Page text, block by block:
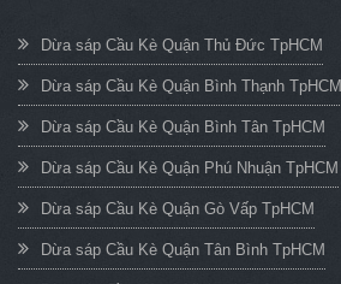
Dừa sáp Cầu Kè Quận Thủ Đức TpHCM
Dừa sáp Cầu Kè Quận Bình Thạnh TpHCM
Dừa sáp Cầu Kè Quận Bình Tân TpHCM
Dừa sáp Cầu Kè Quận Phú Nhuận TpHCM
Dừa sáp Cầu Kè Quận Gò Vấp TpHCM
Dừa sáp Cầu Kè Quận Tân Bình TpHCM